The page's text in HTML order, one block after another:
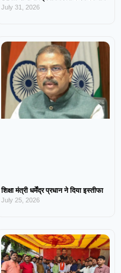
July 31, 2026
शिक्षा मंत्री धर्मेंद्र प्रधान ने दिया इस्तीफा
July 25, 2026